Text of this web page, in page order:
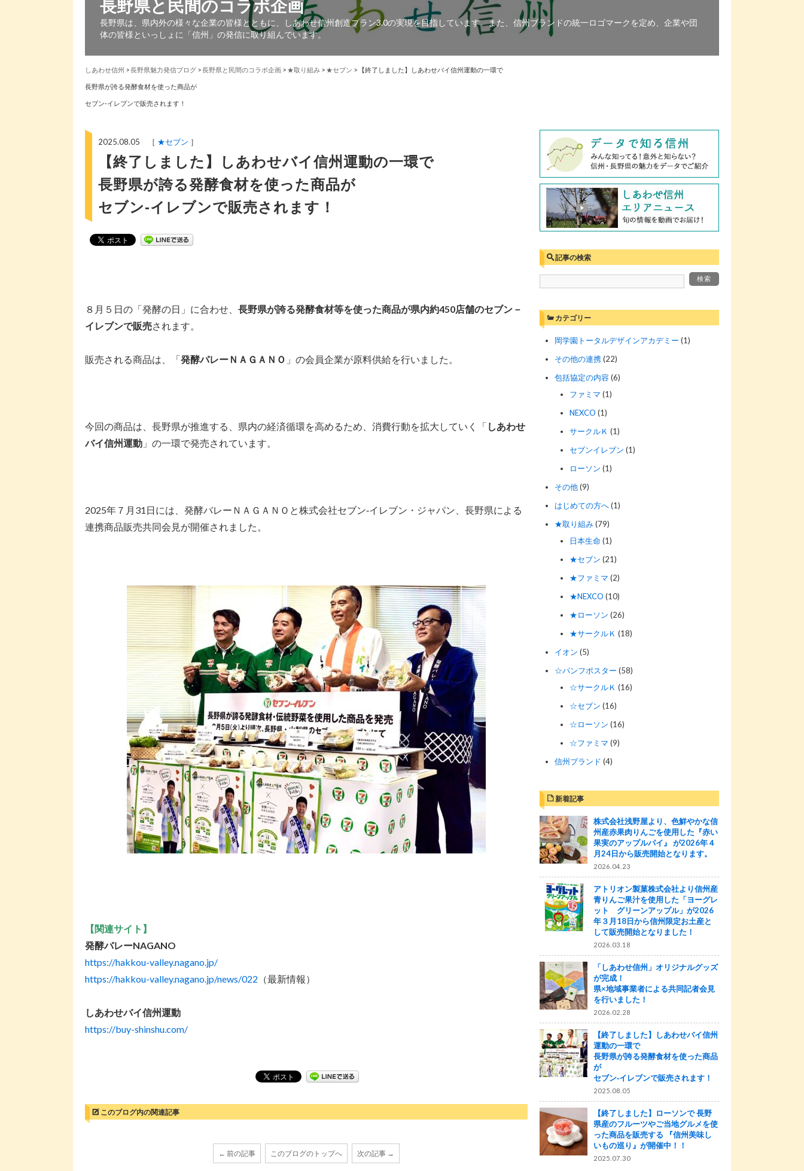
長野県と民間のコラボ企画
長野県は、県内外の様々な企業の皆様とともに、しあわせ信州創造プラン3.0の実現を目指しています。また、信州ブランドの統一ロゴマークを定め、企業や団
体の皆様といっしょに「信州」の発信に取り組んでいます。
しあわせ信州 >長野県魅力発信ブログ >長野県と民間のコラボ企画 > ★取り組み > ★セブン > 【終了しました】しあわせバイ信州運動の一環で
長野県が誇る発酵食材を使った商品が
セブン‐イレブンで販売されます！
2025.08.05 ［ ★セブン ］
【終了しました】しあわせバイ信州運動の一環で
長野県が誇る発酵食材を使った商品が
セブン‐イレブンで販売されます！
８月５日の「発酵の日」に合わせ、 長野県が誇る発酵食材等を使った商品が県内約450店舗のセブン－
イレブンで販売されます。
販売される商品は、「発酵バレーＮＡＧＡＮＯ 」の会員企業が原料供給を行いました。
今回の商品は、長野県が推進する、県内の経済循環を高めるため、消費行動を拡大していく「 しあわせ
バイ信州運動 」の一環で発売されています。
2025年７月31日には、発酵バレーＮＡＧＡＮＯと株式会社セブン‐イレブン・ジャパン、長野県による
連携商品販売共同会見が開催されました。
【関連サイト】
発酵バレーNAGANO
https://hakkou-valley.nagano.jp/
https://hakkou-valley.nagano.jp/news/022 （最新情報）
しあわせバイ信州運動
https://buy-shinshu.com/
このブログ内の関連記事
← 前の記事 このブログのトップへ 次の記事 →
記事の検索
カテゴリー
岡学園トータルデザインアカデミー (1)
その他の連携(22)
包括協定の内容(6)
ファミマ (1)
NEXCO (1)
サークルＫ (1)
セブンイレブン (1)
ローソン (1)
その他(9)
はじめての方へ(1)
★取り組み(79)
日本生命 (1)
★セブン (21)
★ファミマ (2)
★NEXCO (10)
★ローソン (26)
★サークルＫ (18)
イオン (5)
☆パンフポスター (58)
☆サークルＫ (16)
☆セブン (16)
☆ローソン (16)
☆ファミマ (9)
信州ブランド (4)
新着記事
株式会社浅野屋より、色鮮やかな信
州産赤果肉りんごを使用した『赤い
果実のアップルパイ』 が2026年４
月24日から販売開始となります。
2026.04.23
アトリオン製菓株式会社より信州産
青りんご果汁を使用した「ヨーグレ
ット グリーンアップル」が2026
年３月18日から信州限定お土産と
して販売開始となりました！
2026.03.18
「しあわせ信州」オリジナルグッズ
が完成！
県×地域事業者による共同記者会見
を行いました！
2026.02.28
【終了しました】しあわせバイ信州
運動の一環で
長野県が誇る発酵食材を使った商品
が
セブン‐イレブンで販売されます！
2025.08.05
【終了しました】ローソンで 長野
県産のフルーツやご当地グルメを使
った商品を販売する 『信州美味し
いもの巡り』が開催中！！
2025.07.30